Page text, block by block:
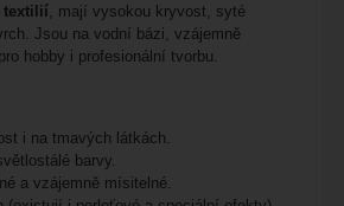
textilií , mají vysokou kryvost, syté
Jsou na vodní bázi, vzájemně
hobby i profesionální tvorbu.
i na tmavých látkách.
barvy.
a vzájemně mísitelné.